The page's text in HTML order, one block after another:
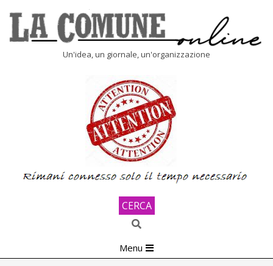
content
Un'idea, un giornale, un'organizzazione
CERCA
Search
Navigation
Menu